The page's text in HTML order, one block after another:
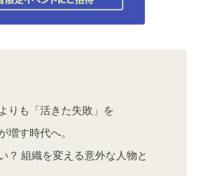
りも「活きた失敗」を
増す時代へ。
？ 組織を変える意外な人物と